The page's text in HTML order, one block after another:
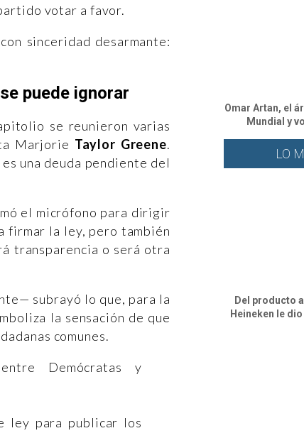
votar a favor.
sinceridad desarmante:
puede ignorar
se reunieron varias
Marjorie Taylor Greene.
una deuda pendiente del
el micrófono para dirigir
firmar la ley, pero también
transparencia o será otra
subrayó lo que, para la
la sensación de que
comunes.
Demócratas y
ley para publicar los
Omar Artan, el
Mundial y
LO
Del producto
Heineken le